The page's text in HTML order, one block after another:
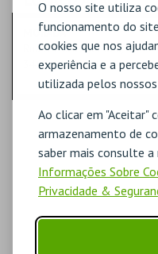
O nosso site utiliza
funcionamento do
cookies que nos
experiência e a
utilizada pelos
Ao clicar em "Aceitar"
armazenamento de
saber mais consulte a
Informações Sobre
Privacidade &
MORADA
Rua Dr. Ricardo Mota, 14
3460-613 Tondela